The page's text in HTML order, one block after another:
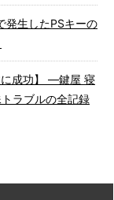
発生したPSキーの
に成功】 ―鍵屋 寝
ラブルの全記録